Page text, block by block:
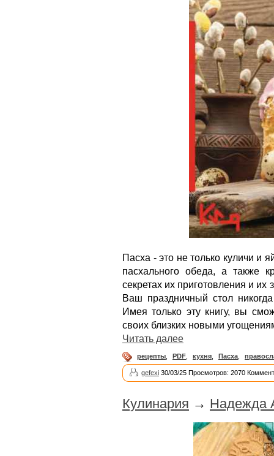
Пасха - это не только куличи и
пасхального обеда, а также
секретах их приготовления и
Ваш праздничный стол
Имея только эту книгу, вы
своих близких новыми
Читать далее
рецепты PDF кухня Пасха
gefexi 30/03/25 Просмотров: 2070
Кулинария → Надежда